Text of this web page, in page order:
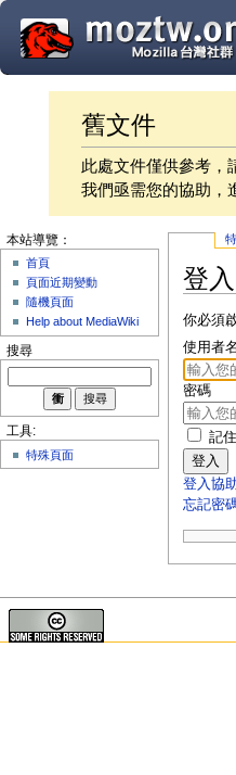
舊文件
此處文件僅供參考，
我們亟需您的協助，
登入
你必須
使用者
密碼
記
登入
登入協
忘記密
本站導覽：
首頁
頁面近期變動
隨機頁面
Help about MediaWiki
搜尋
工具:
特殊頁面